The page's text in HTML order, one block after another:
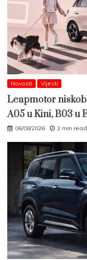
Novosti Vijesti
Leapmotor
A05 u Kini, B03 u
06/08/2026 2 min read